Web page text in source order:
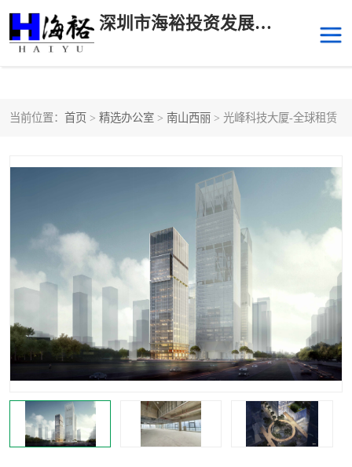
深圳市海裕投资发展有限公司
当前位置： 首页 > 精选办公室 > 南山西丽 > 光峰科技大厦-全球租赁
南山华侨城
深圳湾科技生态园
福田中心区写字楼租赁 宝安中心区
深圳宝安 福田车公庙
罗湖水贝 南山南油
龙华 罗湖区
宝安区 西乡
兴东 石岩